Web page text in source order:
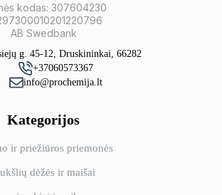
kodas: 307604230
AB Swedbank
g. 45-12, Druskininkai, 66282
+37060573367
info@prochemija.lt
Kategorijos
ir priežiūros priemonės
dėžės ir maišai